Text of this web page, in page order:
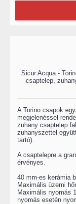
Sicur Acqua -
csaptelep,
A Torino csapok
megjelenéssel
zuhany csaptelep
zuhanyszettel
tartó).
A csaptelepre a
érvényes.
40 mm-es kerámia
Maximális üzemi
Maximális nyomás
nyomás esetén